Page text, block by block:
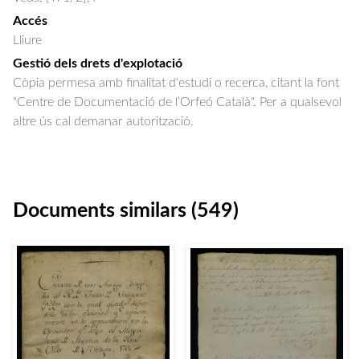
Accés
Lliure
Gestió dels drets d'explotació
Còpia permesa amb finalitat d'estudi o recerca, citant la font
"Centre de Documentació de l’Orfeó Català". Per a qualsevol
altre ús cal demanar autorització.
Documents similars (549)